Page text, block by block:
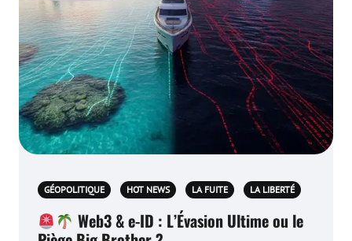
GÉOPOLITIQUE HOT NEWS LA FUITE LA LIBERTÉ
Web3 & e-ID : L’Évasion Ultime ou le